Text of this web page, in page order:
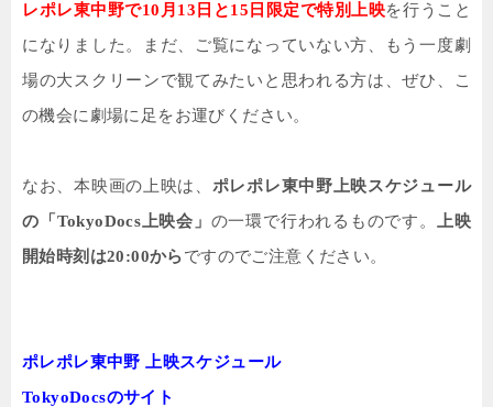
レポレ東中野で10 月 13 日と15 日限定で特別上映を行うこと
になりました。まだ、ご覧になっていない方、もう一度劇
場の大スクリーンで観てみたいと思われる方は、ぜひ、こ
の機会に劇場に足をお運びください。
なお、本映画の上映は、 ポレポレ東中野上映スケジュール
の「 TokyoDocs 上映会」 の一環で行われるものです。
上映
開始時刻は20:00からですのでご注意ください。
ポレポレ東中野 上映スケジュール
TokyoDocsのサイト